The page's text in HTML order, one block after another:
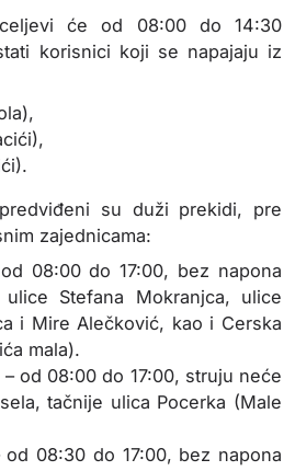
će od 08:00 do 14:30
korisnici koji se napajaju iz
su duži prekidi, pre
zajednicama:
08:00 do 17:00, bez napona
Stefana Mokranjca, ulice
i Mire Alečković, kao i Cerska
mala).
od 08:00 do 17:00, struju neće
tačnije ulica Pocerka (Male
od 08:30 do 17:00, bez napona